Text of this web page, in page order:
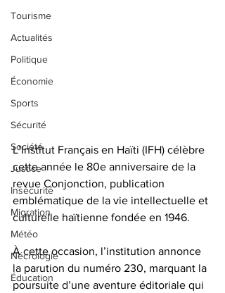
Tourisme
Actualités
Politique
Économie
Sports
Sécurité
Société
Justice
Insécurité
Migration
Météo
Nécrologie
Éducation
L’Institut Français en Haïti (IFH) célèbre
cette année le 80e anniversaire de la
revue Conjonction, publication
emblématique de la vie intellectuelle et
culturelle haïtienne fondée en 1946.
À cette occasion, l’institution annonce
la parution du numéro 230, marquant la
poursuite d’une aventure éditoriale qui